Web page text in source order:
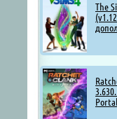
The